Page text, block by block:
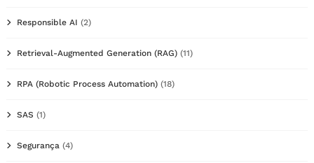
Responsible AI (2)
Retrieval-Augmented Generation (RAG) (11)
RPA (Robotic Process Automation) (18)
SAS (1)
Segurança (4)